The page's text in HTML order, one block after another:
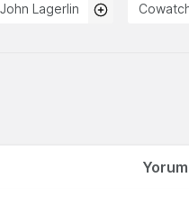
John Lagerlin